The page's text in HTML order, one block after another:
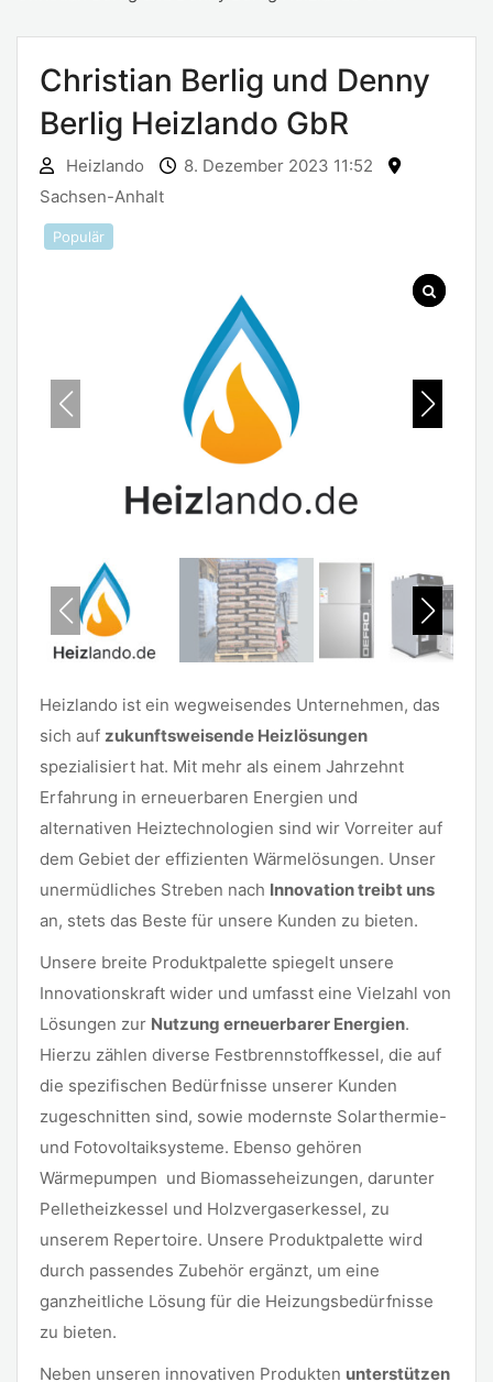
Christian Berlig und Denny
Berlig Heizlando GbR
Heizlando
8. Dezember 2023 11:52
Sachsen-Anhalt
Populär
Heizlando ist ein wegweisendes Unternehmen, das
sich auf zukunftsweisende Heizlösungen
spezialisiert hat. Mit mehr als einem Jahrzehnt
Erfahrung in erneuerbaren Energien und
alternativen Heiztechnologien sind wir Vorreiter auf
dem Gebiet der effizienten Wärmelösungen. Unser
unermüdliches Streben nach Innovation treibt uns
an, stets das Beste für unsere Kunden zu bieten.
Unsere breite Produktpalette spiegelt unsere
Innovationskraft wider und umfasst eine Vielzahl von
Lösungen zur Nutzung erneuerbarer Energien.
Hierzu zählen diverse Festbrennstoffkessel, die auf
die spezifischen Bedürfnisse unserer Kunden
zugeschnitten sind, sowie modernste Solarthermie-
und Fotovoltaiksysteme. Ebenso gehören
Wärmepumpen und Biomasseheizungen, darunter
Pelletheizkessel und Holzvergaserkessel, zu
unserem Repertoire. Unsere Produktpalette wird
durch passendes Zubehör ergänzt, um eine
ganzheitliche Lösung für die Heizungsbedürfnisse
zu bieten.
Neben unseren innovativen Produkten unterstützen